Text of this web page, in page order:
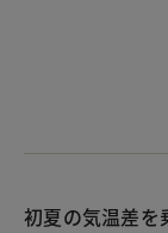
初夏の気温差を